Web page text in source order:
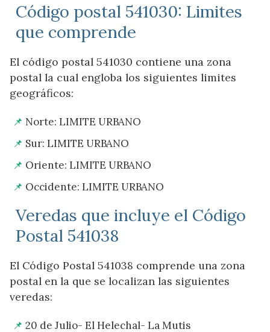
Código postal 541030: Limites
que comprende
El código postal 541030 contiene una zona
postal la cual engloba los siguientes limites
geográficos:
Norte: LIMITE URBANO
Sur: LIMITE URBANO
Oriente: LIMITE URBANO
Occidente: LIMITE URBANO
Veredas que incluye el Código
Postal 541038
El Código Postal 541038 comprende una zona
postal en la que se localizan las siguientes
veredas:
20 de Julio- El Helechal- La Mutis